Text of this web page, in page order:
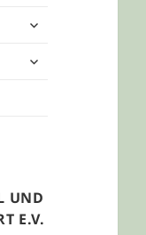
untermenü
untermenü
UND
E.V.